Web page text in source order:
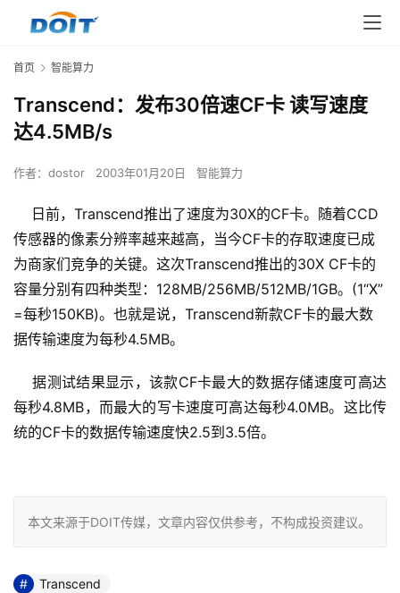
首页 智能算力
Transcend：发布30倍速CF卡 读写速度
达4.5MB/s
作者： dostor 2003年01月20日 智能算力
日前，Transcend推出了速度为30X的CF卡。随着CCD
传感器的像素分辨率越来越高，当今CF卡的存取速度已成
为商家们竞争的关键。这次Transcend推出的30X CF卡的
容量分别有四种类型：128MB/256MB/512MB/1GB。(1“X”
=每秒150KB)。也就是说，Transcend新款CF卡的最大数
据传输速度为每秒4.5MB。
据测试结果显示，该款CF卡最大的数据存储速度可高达
每秒4.8MB，而最大的写卡速度可高达每秒4.0MB。这比传
统的CF卡的数据传输速度快2.5到3.5倍。
本文来源于DOIT传媒，文章内容仅供参考，不构成投资建议。
Transcend